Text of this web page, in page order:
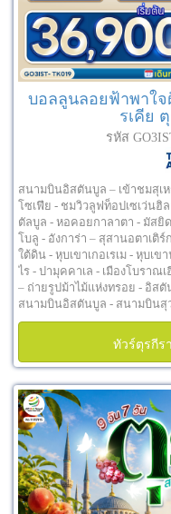
บอลลูนลอยฟ้าพาใ
รเคีย
รหัส
สนามบินอิสตันบูล – เข้าชมสุเห
โซเฟีย - ชมวิวลูฟท็อปเซเว่นฮิ
ตัลบูล - หอคอยกาลาตา - มัสยิ
โบลู - อังการ่า – สุสานอตาเติ
ใต้ดิน - หุบเขาเกอเรเม - หุบเ
ไร - ปามุคคาเล - เมืองโบราณ
– ถ่ายรูปม้าไม้แห่งทรอย - อิส
สนามบินอิสตันบูล - สนามบินสุ
ทัวร์ตุรกีร